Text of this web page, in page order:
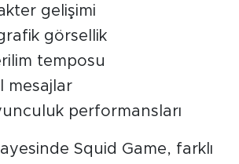
gelişimi
görsellik
temposu
mesajlar
performansları
Squid Game, farklı